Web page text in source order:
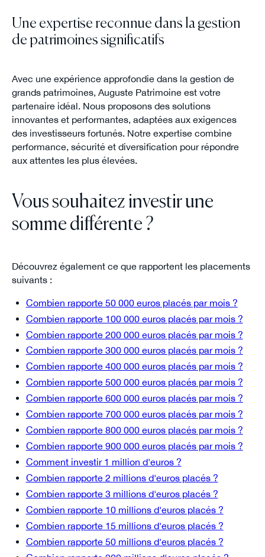
Une expertise reconnue dans la gestion
de patrimoines significatifs
Avec une expérience approfondie dans la gestion de
grands patrimoines, Auguste Patrimoine est votre
partenaire idéal. Nous proposons des solutions
innovantes et performantes, adaptées aux exigences
des investisseurs fortunés. Notre expertise combine
performance, sécurité et diversification pour répondre
aux attentes les plus élevées.
Vous souhaitez investir une
somme différente ?
Découvrez également ce que rapportent les placements
suivants :
Combien rapporte 50 000 euros placés par mois ?
Combien rapporte 100 000 euros placés par mois ?
Combien rapporte 200 000 euros placés par mois ?
Combien rapporte 300 000 euros placés par mois ?
Combien rapporte 400 000 euros placés par mois ?
Combien rapporte 500 000 euros placés par mois ?
Combien rapporte 600 000 euros placés par mois ?
Combien rapporte 700 000 euros placés par mois ?
Combien rapporte 800 000 euros placés par mois ?
Combien rapporte 900 000 euros placés par mois ?
Comment investir 1 million d'euros ?
Combien rapporte 2 millions d'euros placés ?
Combien rapporte 3 millions d'euros placés ?
Combien rapporte 10 millions d'euros placés ?
Combien rapporte 15 millions d'euros placés ?
Combien rapporte 50 millions d'euros placés ?